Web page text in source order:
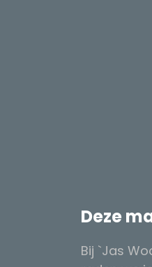
Deze
Bij `Jas